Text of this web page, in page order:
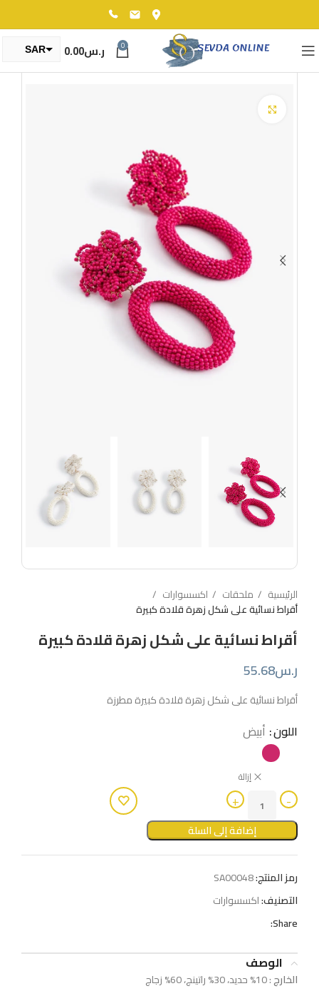
0 ر.س0.00
SAR
TRY
الرئيسية ملحقات
اكسسوارات
أقراط نسائية على شكل زهرة قلادة كبيرة
أقراط نسائية على شكل زهرة قلادة كبيرة
ر.س55.68
أقراط نسائية على شكل زهرة قلادة كبيرة مطرزة
اللون أبيض
إزالة
إضافة إلى السلة
رمز المنتج:SA00048
التصنيف:اكسسوارات
Share:
الوصف
الخارج: 10% حديد، 30% راتينج، 60% زجاج